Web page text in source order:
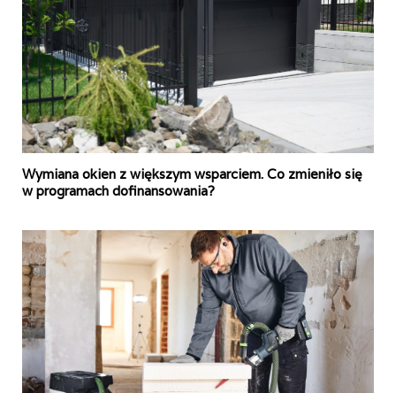
Wymiana okien z większym wsparciem. Co zmieniło się
w programach dofinansowania?